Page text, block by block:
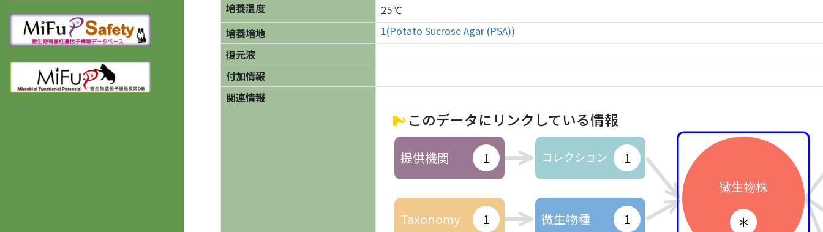
培養温度
25℃
培養培地
1(Potato Sucrose Agar (PSA))
復元液
付加情報
関連情報
このデータにリンクしている情報
提供機関 1
Taxonomy 1
コレクション 1
微生物種 1
微生物株
＊